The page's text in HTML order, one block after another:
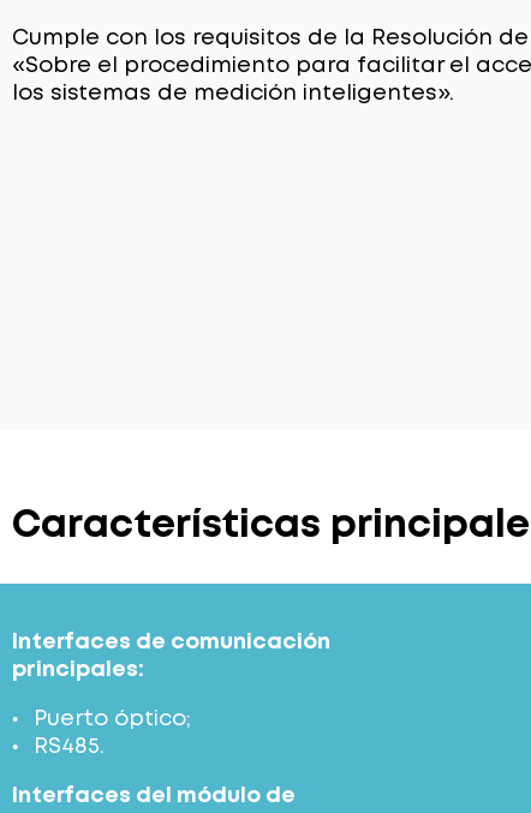
Cumple con los requisitos de la Resolución del
«Sobre el procedimiento para facilitar el
los sistemas de medición inteligentes».
Características
Interfaces de comunicación
principales:
Puerto óptico;
RS485.
Interfaces del módulo de